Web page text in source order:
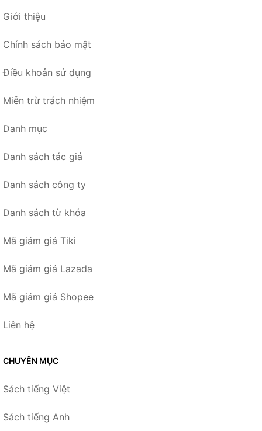
Giới thiệu
Chính sách bảo mật
Điều khoản sử dụng
Miễn trừ trách nhiệm
Danh mục
Danh sách tác giả
Danh sách công ty
Danh sách từ khóa
Mã giảm giá Tiki
Mã giảm giá Lazada
Mã giảm giá Shopee
Liên hệ
CHUYÊN MỤC
Sách tiếng Việt
Sách tiếng Anh